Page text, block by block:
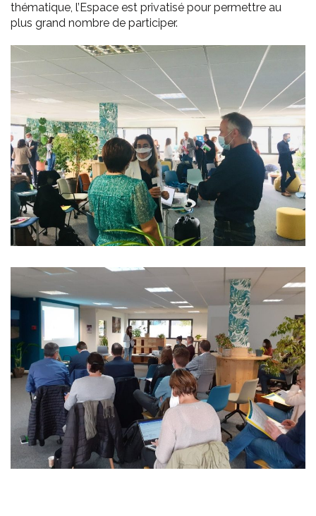
thématique, l’Espace est privatisé pour permettre au
plus grand nombre de participer.